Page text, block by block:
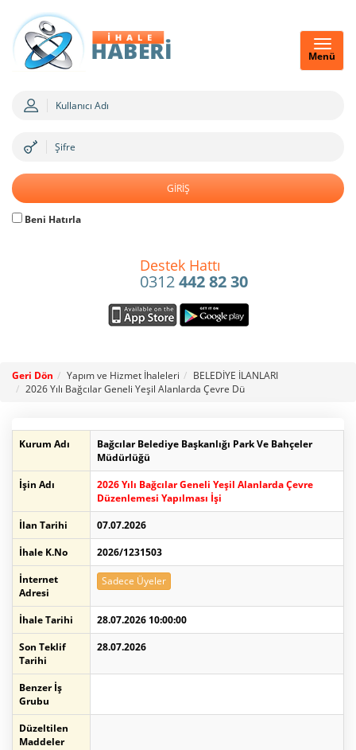
Menü
Beni Hatırla
Destek Hattı
0312442 82 30
Geri Dön Yapım ve Hizmet İhaleleri
BELEDİYE İLANLARI
2026 Yılı Bağcılar Geneli Yeşil Alanlarda Çevre Dü
Kurum Adı
Bağcılar Belediye Başkanlığı Park Ve Bahçeler
Müdürlüğü
İşin Adı
2026 Yılı Bağcılar Geneli Yeşil Alanlarda Çevre
Düzenlemesi Yapılması İşi
İlan Tarihi
07.07.2026
İhale K.No
2026/1231503
İnternet
Adresi
Sadece Üyeler
İhale Tarihi
28.07.2026 10:00:00
Son Teklif
Tarihi
28.07.2026
Benzer İş
Grubu
Düzeltilen
Maddeler